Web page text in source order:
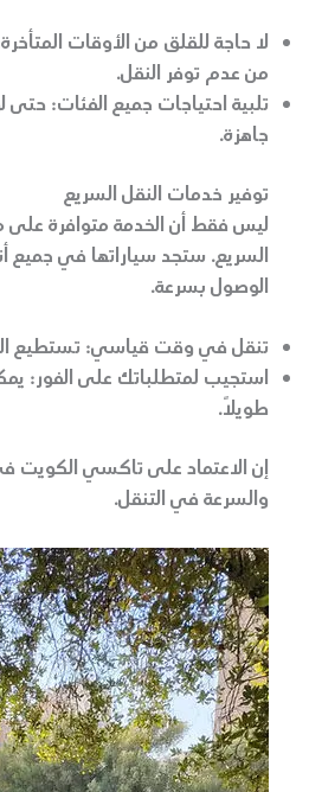
لا حاجة للقلق من الأوقات
من عدم توفر النقل.
تلبية احتياجات جميع الفئات: حتى
جاهزة.
توفير خدمات النقل السريع
ليس فقط أن الخدمة متوافرة على
السريع. ستجد سياراتها في جميع
الوصول بسرعة.
تنقل في وقت قياسي: تستطيع
استجيب لمتطلباتك على الفور:
طويلاً.
إن الاعتماد على تاكسي الكويت
والسرعة في التنقل.